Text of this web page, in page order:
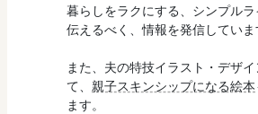
暮らしをラクにする、シンプル
伝えるべく、情報を発信していま
また、夫の特技イラスト・デザ
て、 親子スキンシップになる絵本
ます。